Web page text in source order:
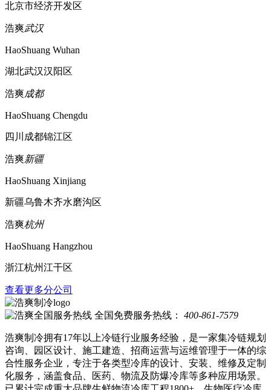
北京市经济开发区
浩爽武汉
HaoShuang Wuhan
湖北武汉汉阳区
浩爽成都
HaoShuang Chengdu
四川成都锦江区
浩爽新疆
HaoShuang Xinjiang
新疆乌鲁木齐水磨沟区
浩爽杭州
HaoShuang Hangzhou
浙江杭州江干区
查看更多分公司
全国免费服务热线： 400-861-7579
浩爽制冷拥有17年以上冷链行业服务经验，是一家集冷链规划
咨询、园区设计、施工建造、招商运营与运维管理于一体的综
合性服务企业，专注于各类型冷库的设计、安装、维修及定制
化服务，涵盖食品、医药、物流及防爆冷库等多种应用场景。